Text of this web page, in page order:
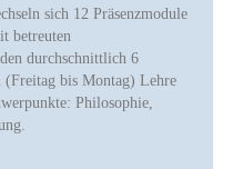
sich 12 Präsenzmodule
betreuten
durchschnittlich 6
(Freitag bis Montag) Lehre
Philosophie,